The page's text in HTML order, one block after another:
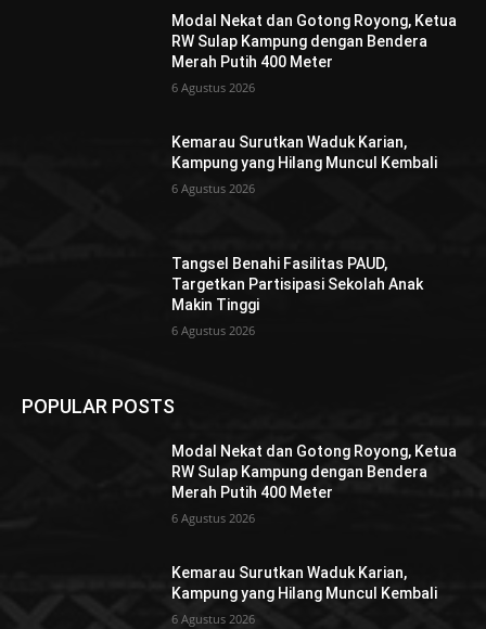
Modal Nekat dan Gotong Royong, Ketua
RW Sulap Kampung dengan Bendera
Merah Putih 400 Meter
6 Agustus 2026
Kemarau Surutkan Waduk Karian,
Kampung yang Hilang Muncul Kembali
6 Agustus 2026
Tangsel Benahi Fasilitas PAUD,
Targetkan Partisipasi Sekolah Anak
Makin Tinggi
6 Agustus 2026
POPULAR POSTS
Modal Nekat dan Gotong Royong, Ketua
RW Sulap Kampung dengan Bendera
Merah Putih 400 Meter
6 Agustus 2026
Kemarau Surutkan Waduk Karian,
Kampung yang Hilang Muncul Kembali
6 Agustus 2026